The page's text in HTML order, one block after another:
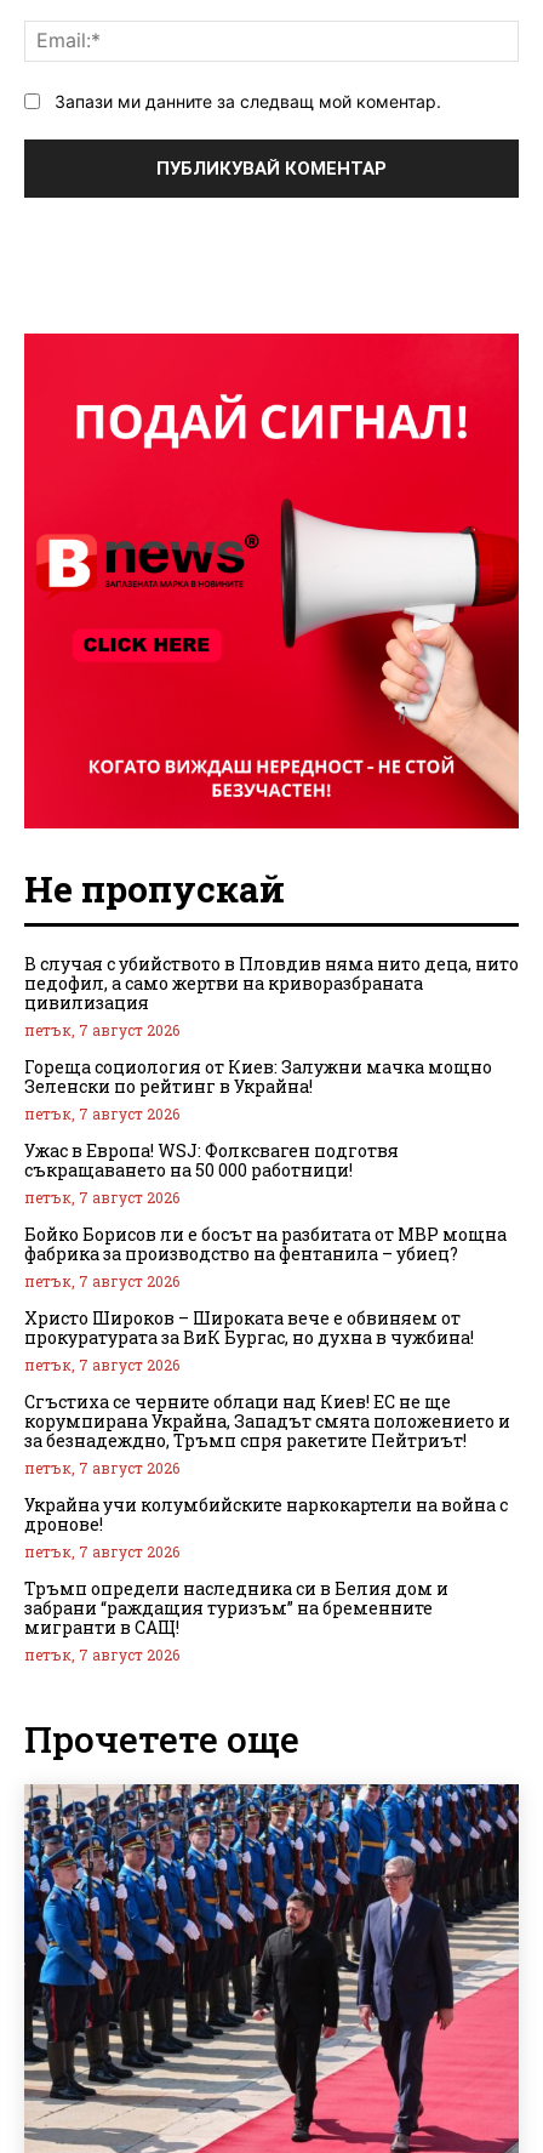
Запази ми данните за следващ мой коментар.
Не пропускай
В случая с убийството в Пловдив няма нито деца, нито
педофил, а само жертви на криворазбраната
цивилизация
петък, 7 август 2026
Гореща социология от Киев: Залужни мачка мощно
Зеленски по рейтинг в Украйна!
петък, 7 август 2026
Ужас в Европа! WSJ: Фолксваген подготвя
съкращаването на 50 000 работници!
петък, 7 август 2026
Бойко Борисов ли е босът на разбитата от МВР мощна
фабрика за производство на фентанила – убиец?
петък, 7 август 2026
Христо Широков – Широката вече е обвиняем от
прокуратурата за ВиК Бургас, но духна в чужбина!
петък, 7 август 2026
Сгъстиха се черните облаци над Киев! ЕС не ще
корумпирана Украйна, Западът смята положението и
за безнадеждно, Тръмп спря ракетите Пейтриът!
петък, 7 август 2026
Украйна учи колумбийските наркокартели на война с
дронове!
петък, 7 август 2026
Тръмп определи наследника си в Белия дом и
забрани “раждащия туризъм” на бременните
мигранти в САЩ!
петък, 7 август 2026
Прочетете още